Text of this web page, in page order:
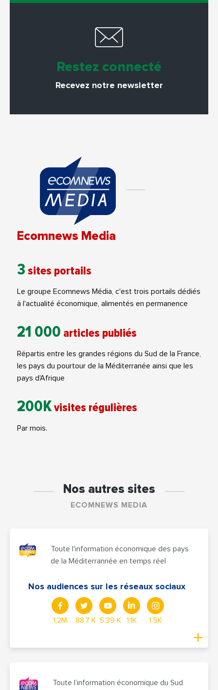
Restez connecté
Recevez notre newsletter
Ecomnews Media
3 sites portails
Le groupe Ecomnews Média, c'est trois portails dédiés
à l'actualité économique, alimentés en permanence
21 000 articles publiés
Répartis entre les grandes régions du Sud de la France,
les pays du pourtour de la Méditerranée ainsi que les
pays d'Afrique
200Kvisites régulières
Par mois.
Nos autres sites
ECOMNEWS MEDIA
Toute l'information économique des pays
de la Méditerrannée en temps réel
Nos audiences sur les réseaux sociaux
1,2M 88,7 K 5.39 K 1,1K 1.5K
Toute l’information économique du Sud